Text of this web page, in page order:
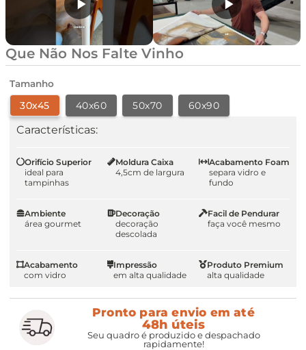
Que Não Nos Falte Vinho
Tamanho
30x45 40x60 50x70 60x90
Características:
Orifício Superior
ideal para
tampinhas
Moldura Caixa
4,5cm de largura
Acabamento Foam
separa vidro e
fundo
Ambiente
área gourmet
Decoração
decoração
descolada
Facil de Pendurar
faça você mesmo
Acabamento
com vidro
Impressão
em alta qualidade
Produto Premium
alta qualidade
Pronto para envio em até
48h úteis
Seu quadro é produzido e despachado
rapidamente!